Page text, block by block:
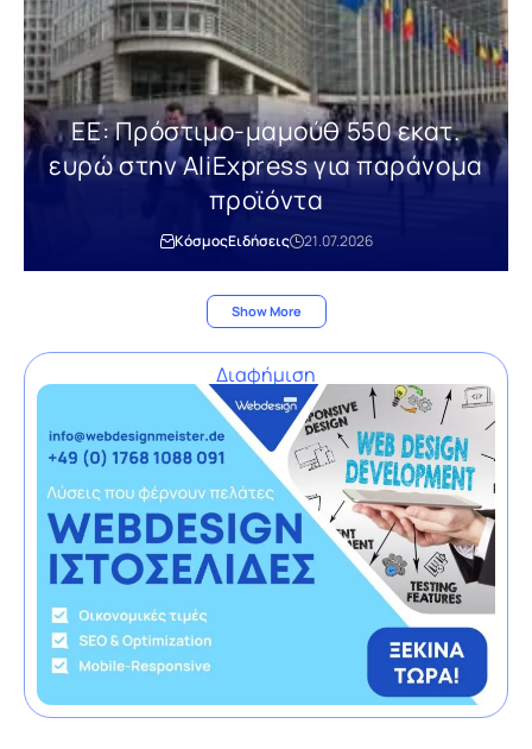
ΕΕ: Πρόστιμο-μαμούθ 550 εκατ.
ευρώ στην AliExpress για παράνομα
προϊόντα
ΚόσμοςΕιδήσεις 21.07.2026
Show More
Διαφήμιση